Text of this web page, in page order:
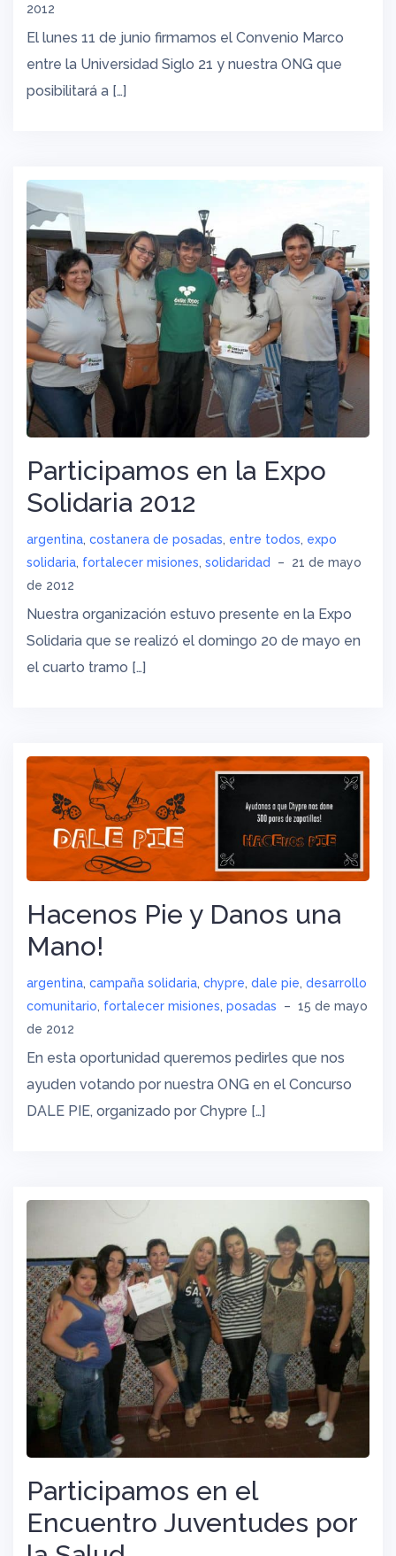
2012
El lunes 11 de junio firmamos el Convenio Marco
entre la Universidad Siglo 21 y nuestra ONG que
posibilitará a […]
Participamos en la Expo
Solidaria 2012
argentina, costanera de posadas, entre todos, expo
solidaria, fortalecer misiones, solidaridad –
21 de mayo
de 2012
Nuestra organización estuvo presente en la Expo
Solidaria que se realizó el domingo 20 de mayo en
el cuarto tramo […]
Hacenos Pie y Danos una
Mano!
argentina, campaña solidaria, chypre, dale pie, desarrollo
comunitario, fortalecer misiones, posadas – 15 de mayo
de 2012
En esta oportunidad queremos pedirles que nos
ayuden votando por nuestra ONG en el Concurso
DALE PIE, organizado por Chypre […]
Participamos en el
Encuentro Juventudes por